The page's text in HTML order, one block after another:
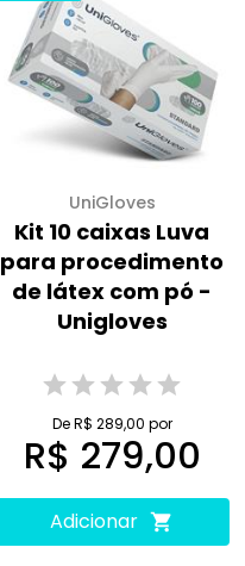
UniGloves
Kit 10 caixas Luva
para procedimento
de látex com pó -
Unigloves
De R$ 289,00 por
R$ 279,00
Adicionar